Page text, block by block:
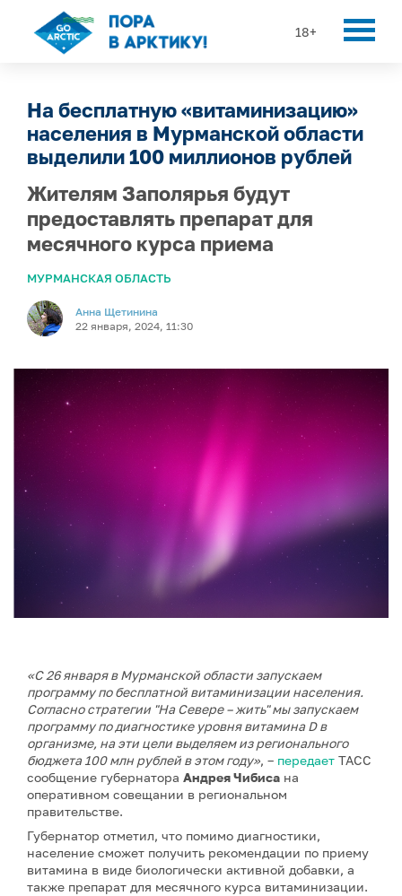
18+
На бесплатную «витаминизацию»
населения в Мурманской области
выделили 100 миллионов рублей
Жителям Заполярья будут
предоставлять препарат для
месячного курса приема
МУРМАНСКАЯ ОБЛАСТЬ
Анна Щетинина
22 января, 2024, 11:30
«С 26 января в Мурманской области запускаем
программу по бесплатной витаминизации населения.
Согласно стратегии "На Севере – жить" мы запускаем
программу по диагностике уровня витамина D в
организме, на эти цели выделяем из регионального
бюджета 100 млн рублей в этом году», – передает ТАСС
сообщение губернатора Андрея Чибиса на
оперативном совещании в региональном
правительстве.
Губернатор отметил, что помимо диагностики,
население сможет получить рекомендации по приему
витамина в виде биологически активной добавки, а
также препарат для месячного курса витаминизации.